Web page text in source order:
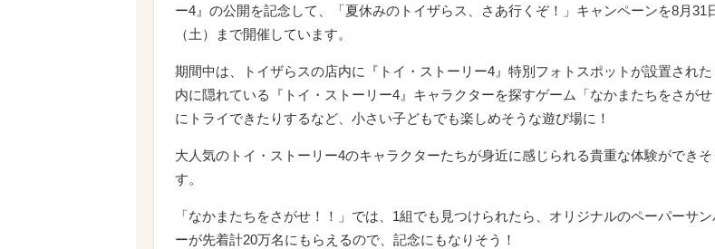
ー4』の公開を記念して、「夏休みのトイザらス、さあ行くぞ！」キャンペーンを8月31
（土）まで開催しています。
期間中は、トイザらスの店内に『トイ・ストーリー4』特別フォトスポットが設置され
内に隠れている『トイ・ストーリー4』キャラクターを探すゲーム「なかまたちをさがせ
にトライできたりするなど、小さい子どもでも楽しめそうな遊び場に！
大人気のトイ・ストーリー4のキャラクターたちが身近に感じられる貴重な体験ができ
す。
「なかまたちをさがせ！！」では、1組でも見つけられたら、オリジナルのペーパーサ
ーが先着計20万名にもらえるので、記念にもなりそう！